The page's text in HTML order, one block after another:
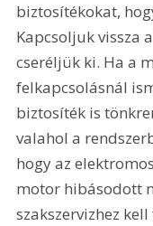
biztosítékokat,
Kapcsoljuk vissza
cseréljük ki. Ha a
felkapcsolásnál
biztosíték is
valahol a
hogy az
motor hibásodott
szakszervizhez